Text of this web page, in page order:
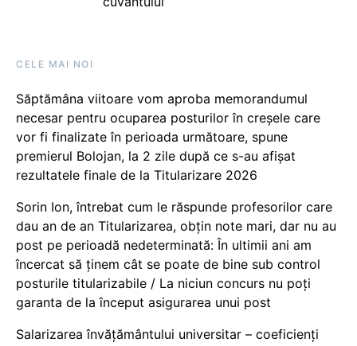
CELE MAI NOI
Săptămâna viitoare vom aproba memorandumul
necesar pentru ocuparea posturilor în creșele care
vor fi finalizate în perioada următoare, spune
premierul Bolojan, la 2 zile după ce s-au afișat
rezultatele finale de la Titularizare 2026
Sorin Ion, întrebat cum le răspunde profesorilor care
dau an de an Titularizarea, obțin note mari, dar nu au
post pe perioadă nedeterminată: În ultimii ani am
încercat să ținem cât se poate de bine sub control
posturile titularizabile / La niciun concurs nu poți
garanta de la început asigurarea unui post
Salarizarea învățământului universitar – coeficienți